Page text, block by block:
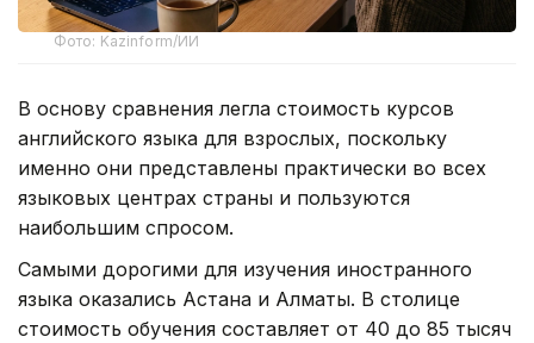
Фото: Kazinform/ИИ
В основу сравнения легла стоимость курсов
английского языка для взрослых, поскольку
именно они представлены практически во всех
языковых центрах страны и пользуются
наибольшим спросом.
Самыми дорогими для изучения иностранного
языка оказались Астана и Алматы. В столице
стоимость обучения составляет от 40 до 85 тысяч